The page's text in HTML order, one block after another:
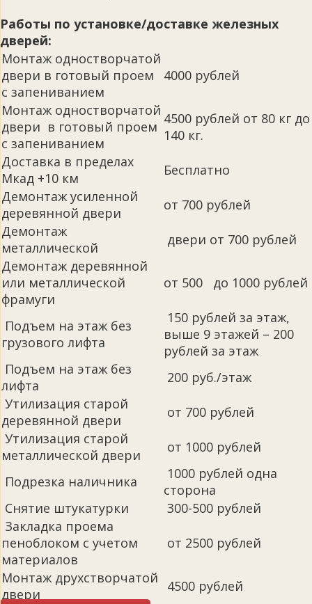
Работы по установке/доставке железных
дверей:
Монтаж одностворчатой
двери в готовый проем
с запениванием
4000 рублей
Монтаж одностворчатой
двери в готовый проем
с запениванием
4500 рублей от 80 кг до
140 кг.
Доставка в пределах
Мкад +10 км
Бесплатно
Демонтаж усиленной
деревянной двери
от 700 рублей
Демонтаж
металлической
двери от 700 рублей
Демонтаж деревянной
или металлической
фрамуги
от 500 до 1000 рублей
Подъем на этаж без
грузового лифта
150 рублей за этаж,
выше 9 этажей – 200
рублей за этаж
Подъем на этаж без
лифта
200 руб./этаж
Утилизация старой
деревянной двери
от 700 рублей
Утилизация старой
металлической двери
от 1000 рублей
Подрезка наличника
1000 рублей одна
сторона
Снятие штукатурки
300-500 рублей
Закладка проема
пеноблоком с учетом
материалов
от 2500 рублей
Монтаж друхстворчатой
двери
4500 рублей